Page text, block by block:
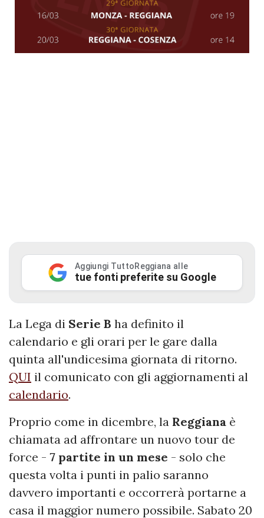
Aggiungi TuttoReggiana alle
tue fonti preferite su Google
La Lega di Serie B ha definito il
calendario e gli orari per le gare dalla
quinta all'undicesima giornata di ritorno.
QUI il comunicato con gli aggiornamenti al
calendario.
Proprio come in dicembre, la Reggiana è
chiamata ad affrontare un nuovo tour de
force - 7 partite in un mese - solo che
questa volta i punti in palio saranno
davvero importanti e occorrerà portarne a
casa il maggior numero possibile. Sabato 20